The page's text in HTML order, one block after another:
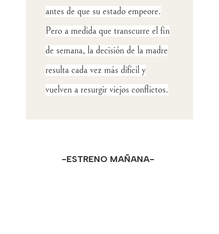
antes de que su estado empeore.
Pero a medida que transcurre el fin
de semana, la decisión de la madre
resulta cada vez más difícil y
vuelven a resurgir viejos conflictos.
-ESTRENO MAÑANA-